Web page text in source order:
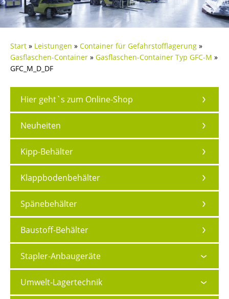
Start » Leistungen » Container für Gefahrstofflagerung »
Gasflaschen-Container » Gasflaschen-Container Typ GFC-M »
GFC_M_D_DF
Hier geht`s zum Online-Shop
Neuheiten
Kipp-Behälter
Klappbodenbehälter
Spänebehälter
Baustoff-Behälter
Stapler-Anbaugeräte
Umwelt-Lagertechnik